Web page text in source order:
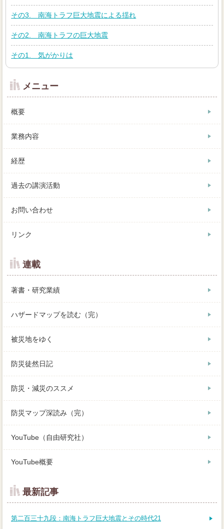
その3. 南海トラフ巨大地震による揺れ
その2. 南海トラフの巨大地震
その1. 気がかりは
メニュー
概要
業務内容
経歴
過去の講演活動
お問い合わせ
リンク
連載
著書・研究業績
ハザードマップを読む（完）
被災地をゆく
防災徒然日記
防災・減災のススメ
防災マップ深読み（完）
YouTube（自由研究社）
YouTube概要
最新記事
第二百三十九段：南海トラフ巨大地震とその時代21